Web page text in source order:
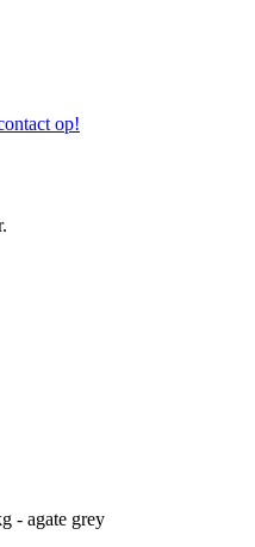
op!
- agate grey